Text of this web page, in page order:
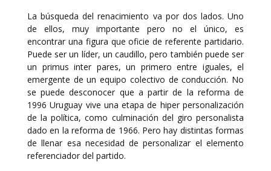
La búsqueda del renacimiento va por dos lados. Uno
de ellos, muy importante pero no el único, es
encontrar una figura que oficie de referente partidario.
Puede ser un líder, un caudillo, pero también puede ser
un primus inter pares, un primero entre iguales, el
emergente de un equipo colectivo de conducción. No
se puede desconocer que a partir de la reforma de
1996 Uruguay vive una etapa de hiper personalización
de la política, como culminación del giro personalista
dado en la reforma de 1966. Pero hay distintas formas
de llenar esa necesidad de personalizar el elemento
referenciador del partido.